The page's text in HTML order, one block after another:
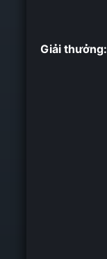
Giải thưởng: